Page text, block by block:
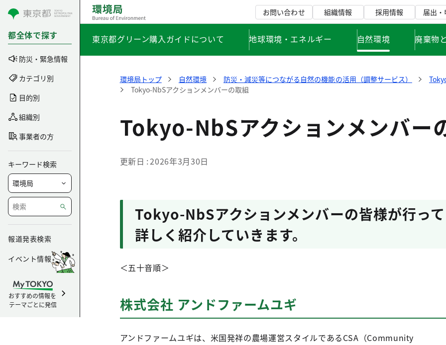
コンテンツにスキップ
都全体で探す
防災・緊急情報
カテゴリ別
目的別
組織別
事業者の方
キーワード検索
報道発表検索
イベント情報
おすすめの情報を
テーマごとに発信
お問い合わせ 組織情報 採用情報 届出
東京都グリーン購入ガイドについて 地球環境・エネルギー 自然環境 廃棄物
環境局トップ 自然環境 防災・減災等につながる自然の機能の活用（調整サービス）
Tokyo-NbSアクションメンバーの取組
Tokyo-NbSアクションメンバー
更新日 2026年3月30日
Tokyo-NbSアクションメンバーの皆様が行っ
詳しく紹介していきます。
＜五十音順＞
株式会社 アンドファームユギ
アンドファームユギは、米国発祥の農場運営スタイルであるCSA（Community